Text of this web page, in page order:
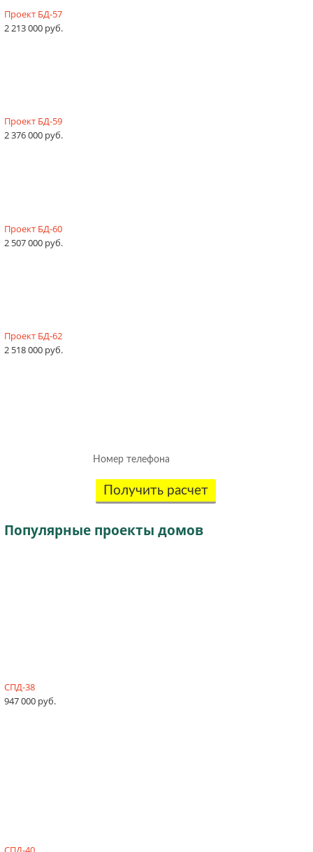
Проект БД-57
2 213 000 руб.
Проект БД-59
2 376 000 руб.
Проект БД-60
2 507 000 руб.
Проект БД-62
2 518 000 руб.
Получить расчет
Популярные проекты домов
СПД-38
947 000 руб.